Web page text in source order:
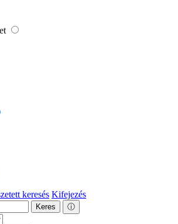
keresés Kifejezés
Keres ⓘ